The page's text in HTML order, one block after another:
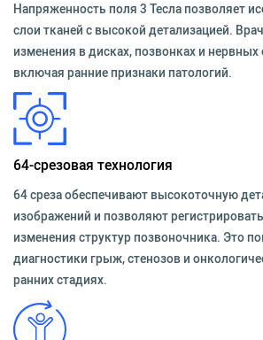
Напряженность поля 3 Тесла позволяет
слои тканей с высокой детализацией.
изменения в дисках, позвонках и нервных
включая ранние признаки патологий.
64-срезовая технология
64 среза обеспечивают высокоточную
изображений и позволяют
изменения структур позвоночника. Это
диагностики грыж, стенозов и
ранних стадиях.